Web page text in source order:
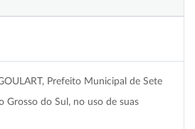
Prefeito Municipal de Sete
Grosso do Sul, no uso de suas